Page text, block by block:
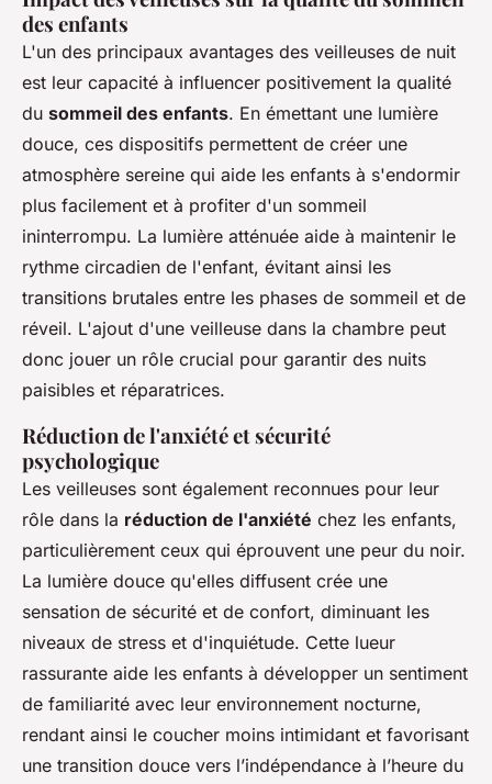
des enfants
L'un des principaux avantages des veilleuses de nuit
est leur capacité à influencer positivement la qualité
du sommeil des enfants. En émettant une lumière
douce, ces dispositifs permettent de créer une
atmosphère sereine qui aide les enfants à s'endormir
plus facilement et à profiter d'un sommeil
ininterrompu. La lumière atténuée aide à maintenir le
rythme circadien de l'enfant, évitant ainsi les
transitions brutales entre les phases de sommeil et de
réveil. L'ajout d'une veilleuse dans la chambre peut
donc jouer un rôle crucial pour garantir des nuits
paisibles et réparatrices.
Réduction de l'anxiété et sécurité
psychologique
Les veilleuses sont également reconnues pour leur
rôle dans la réduction de l'anxiété chez les enfants,
particulièrement ceux qui éprouvent une peur du noir.
La lumière douce qu'elles diffusent crée une
sensation de sécurité et de confort, diminuant les
niveaux de stress et d'inquiétude. Cette lueur
rassurante aide les enfants à développer un sentiment
de familiarité avec leur environnement nocturne,
rendant ainsi le coucher moins intimidant et favorisant
une transition douce vers l’indépendance à l’heure du